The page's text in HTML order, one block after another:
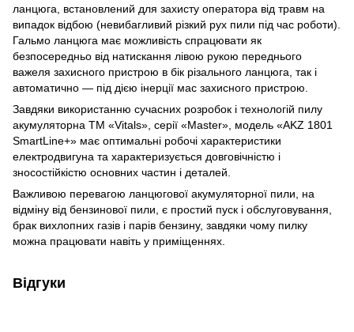
ланцюга, встановлений для захисту оператора від травм на
випадок відбою (невибагливий різкий рух пили під час роботи).
Гальмо ланцюга має можливість спрацювати як
безпосередньо від натискання лівою рукою переднього
важеля захисного пристрою в бік різального ланцюга, так і
автоматично — під дією інерції мас захисного пристрою.
Завдяки використанню сучасних розробок і технологій пилу
акумуляторна ТМ «Vitals», серії «Master», модель «AKZ 1801
SmartLine+» має оптимальні робочі характеристики
електродвигуна та характеризується довговічністю і
зносостійкістю основних частин і деталей.
Важливою перевагою ланцюгової акумуляторної пили, на
відміну від бензинової пили, є простий пуск і обслуговування,
брак вихлопних газів і парів бензину, завдяки чому пилку
можна працювати навіть у приміщеннях.
Відгуки